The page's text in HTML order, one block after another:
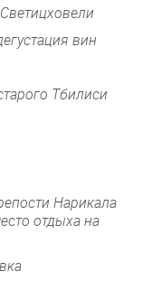
вин
Тбилиси
Нарикала
отдыха на